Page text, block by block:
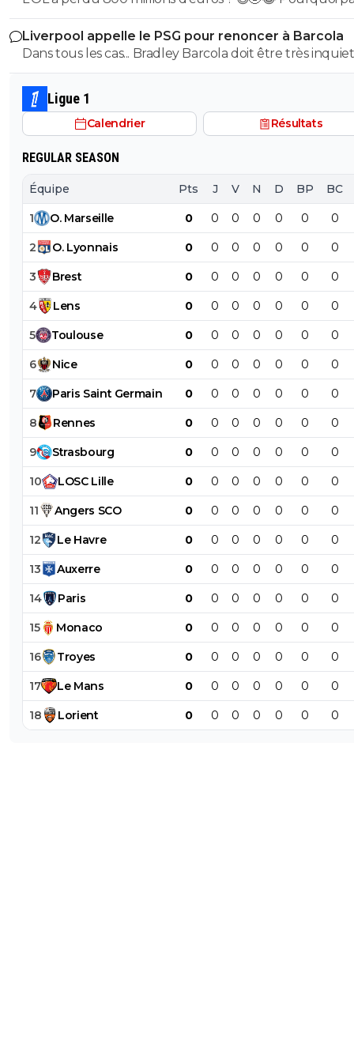
milliard tant que tu y es ! ^^
Liverpool appelle le PSG pour renoncer à Barcola
Dans tous les cas... Bradley Barcola doit être très inquiet.
qui est vraiment compréhensible lorsque l'on sait
le PSG a traiter Kylian Mbappé lorsqu'il avait voulu
PSG.
Ligue 1
Calendrier Résultats
REGULAR SEASON
Équipe Pts J V N D BP BC
1 O. Marseille 0 0 0 0 0 0 0
2 O. Lyonnais 0 0 0 0 0 0 0
3 Brest 0 0 0 0 0 0 0
4 Lens 0 0 0 0 0 0 0
5 Toulouse 0 0 0 0 0 0 0
6 Nice 0 0 0 0 0 0 0
7 Paris Saint Germain 0 0 0 0 0 0 0
8 Rennes 0 0 0 0 0 0 0
9 Strasbourg 0 0 0 0 0 0 0
10 LOSC Lille 0 0 0 0 0 0 0
11 Angers SCO 0 0 0 0 0 0 0
12 Le Havre 0 0 0 0 0 0 0
13 Auxerre 0 0 0 0 0 0 0
14 Paris 0 0 0 0 0 0 0
15 Monaco 0 0 0 0 0 0 0
16 Troyes 0 0 0 0 0 0 0
17 Le Mans 0 0 0 0 0 0 0
18 Lorient 0 0 0 0 0 0 0